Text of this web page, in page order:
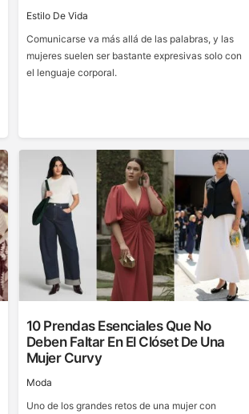
Estilo De Vida
Comunicarse va más allá de las palabras, y las
mujeres suelen ser bastante expresivas solo con
el lenguaje corporal.
10 Prendas Esenciales Que No
Deben Faltar En El Clóset De Una
Mujer Curvy
Moda
Uno de los grandes retos de una mujer con